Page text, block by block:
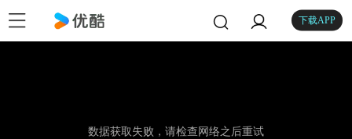
下载APP
数据获取失败，请检查网络之后重试